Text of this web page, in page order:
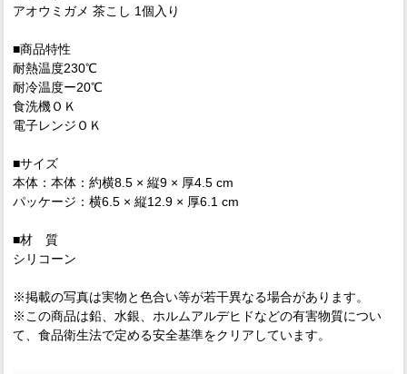
アオウミガメ 茶こし 1個入り
■商品特性
耐熱温度230℃
耐冷温度ー20℃
食洗機ＯＫ
電子レンジＯＫ
■サイズ
本体：本体：約横8.5 × 縦9 × 厚4.5 cm
パッケージ：横6.5 × 縦12.9 × 厚6.1 cm
■材 質
シリコーン
※掲載の写真は実物と色合い等が若干異なる場合があります。
※この商品は鉛、水銀、ホルムアルデヒドなどの有害物質につい
て、食品衛生法で定める安全基準をクリアしています。